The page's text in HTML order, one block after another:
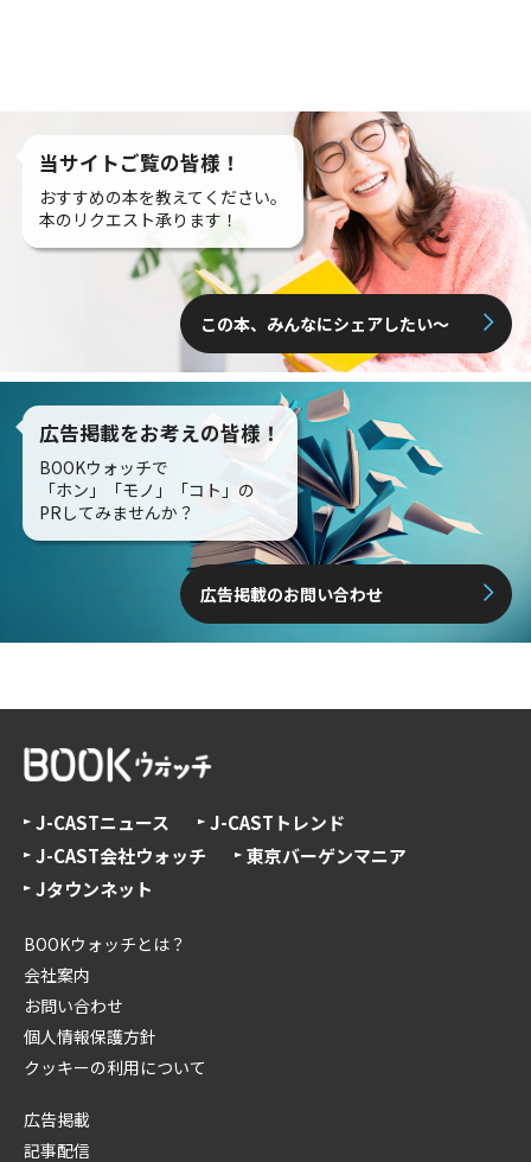
当サイトご覧の皆様！
おすすめの本を教えてください。
本のリクエスト承ります！
この本、みんなにシェアしたい〜
広告掲載をお考えの皆様！
BOOKウォッチで
「ホン」「モノ」「コト」の
PRしてみませんか？
広告掲載のお問い合わせ
J-CASTニュース
J-CASTトレンド
J-CAST会社ウォッチ
東京バーゲンマニア
Jタウンネット
BOOKウォッチとは？
会社案内
お問い合わせ
個人情報保護方針
クッキーの利用について
広告掲載
記事配信